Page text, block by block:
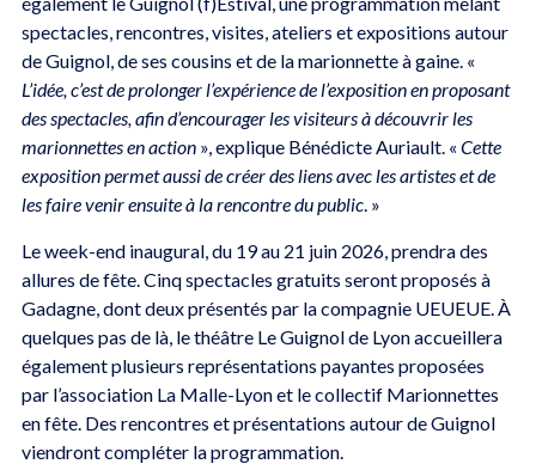
spectacles, rencontres, visites, ateliers et expositions autour
de Guignol, de ses cousins et de la marionnette à gaine. «
L’idée, c’est de prolonger l’expérience de l’exposition en proposant
des spectacles, afin d’encourager les visiteurs à découvrir les
marionnettes en action», explique Bénédicte Auriault. « Cette
exposition permet aussi de créer des liens avec les artistes et de
les faire venir ensuite à la rencontre du public. »
Le week-end inaugural, du 19 au 21 juin 2026, prendra des
allures de fête. Cinq spectacles gratuits seront proposés à
Gadagne, dont deux présentés par la compagnie UEUEUE. À
quelques pas de là, le théâtre Le Guignol de Lyon accueillera
également plusieurs représentations payantes proposées
par l’association La Malle-Lyon et le collectif Marionnettes
en fête. Des rencontres et présentations autour de Guignol
viendront compléter la programmation.